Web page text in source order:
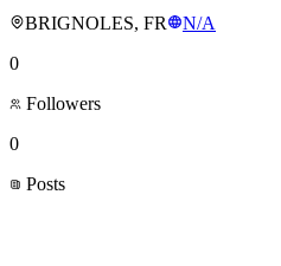
BRIGNOLES, FR
N/A
0
Followers
0
Posts